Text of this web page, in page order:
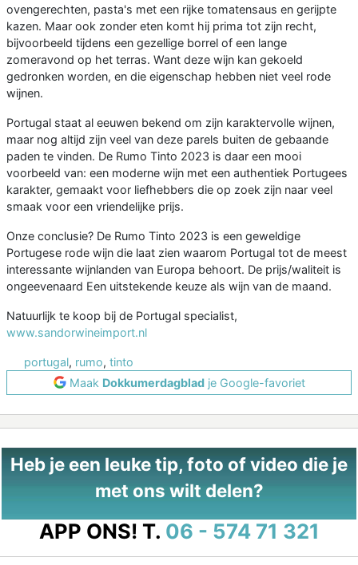
ovengerechten, pasta's met een rijke tomatensaus en gerijpte
kazen. Maar ook zonder eten komt hij prima tot zijn recht,
bijvoorbeeld tijdens een gezellige borrel of een lange
zomeravond op het terras. Want deze wijn kan gekoeld
gedronken worden, en die eigenschap hebben niet veel rode
wijnen.
Portugal staat al eeuwen bekend om zijn karaktervolle wijnen,
maar nog altijd zijn veel van deze parels buiten de gebaande
paden te vinden. De Rumo Tinto 2023 is daar een mooi
voorbeeld van: een moderne wijn met een authentiek Portugees
karakter, gemaakt voor liefhebbers die op zoek zijn naar veel
smaak voor een vriendelijke prijs.
Onze conclusie? De Rumo Tinto 2023 is een geweldige
Portugese rode wijn die laat zien waarom Portugal tot de meest
interessante wijnlanden van Europa behoort. De prijs/waliteit is
ongeevenaard Een uitstekende keuze als wijn van de maand.
Natuurlijk te koop bij de Portugal specialist,
www.sandorwineimport.nl
portugal, rumo, tinto
Maak Dokkumerdagbladje Google-favoriet
Heb je een leuke tip, foto of video die je
met ons wilt delen?
APP ONS! T. 06 - 574 71 321